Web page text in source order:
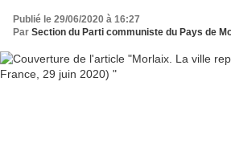
Publié le 29/06/2020 à 16:27
Par Section du Parti communiste du Pays de